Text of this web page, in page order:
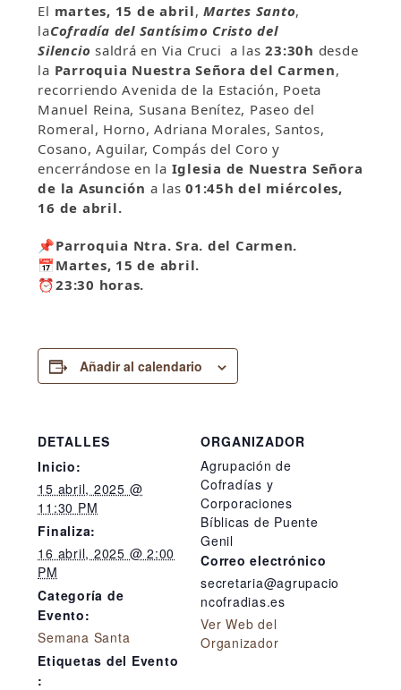
El martes, 15 de abril,Martes Santo,
laCofradía del Santísimo Cristo del
Silencio saldrá en Via Cruci a las23:30h desde
la Parroquia Nuestra Señora del Carmen,
recorriendo Avenida de la Estación, Poeta
Manuel Reina, Susana Benítez, Paseo del
Romeral, Horno, Adriana Morales, Santos,
Cosano, Aguilar, Compás del Coro y
encerrándose en la Iglesia de Nuestra Señora
de la Asunción a las01:45h del miércoles,
16 de abril.
📌Parroquia Ntra. Sra. del Carmen.
📅Martes, 15 de abril.
⏰23:30 horas.
Añadir al calendario
DETALLES
Inicio:
15 abril, 2025 @
11:30 PM
Finaliza:
16 abril, 2025 @ 2:00
PM
Categoría de
Evento:
Semana Santa
Etiquetas del Evento
:
ORGANIZADOR
Agrupación de
Cofradías y
Corporaciones
Bíblicas de Puente
Genil
Correo electrónico
secretaria@agrupacio
ncofradias.es
Ver Web del
Organizador